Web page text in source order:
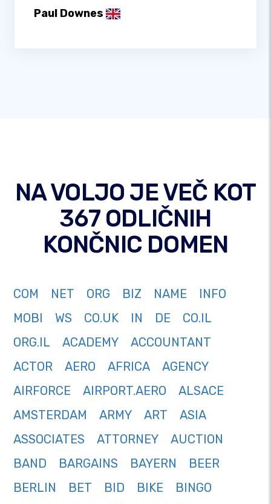
Paul Downes
NA VOLJO JE VEČ KOT
367 ODLIČNIH
KONČNIC DOMEN
COM NET ORG BIZ NAME
INFO
MOBI
WS CO.UK IN DE
CO.IL
ORG.IL
ACADEMY
ACCOUNTANT
ACTOR
AERO AFRICA
AGENCY
AIRFORCE
AIRPORT.AERO
ALSACE
AMSTERDAM
ARMY ART
ASIA
ASSOCIATES
ATTORNEY
AUCTION
BAND
BARGAINS BAYERN
BEER
BERLIN
BET BID BIKE
BINGO